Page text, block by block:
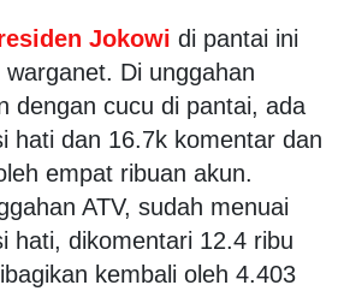
Jokowi di pantai ini
Di unggahan
dengan cucu di pantai, ada
hati dan 16.7k komentar dan
empat ribuan akun.
ATV, sudah menuai
hati, dikomentari 12.4 ribu
kembali oleh 4.403